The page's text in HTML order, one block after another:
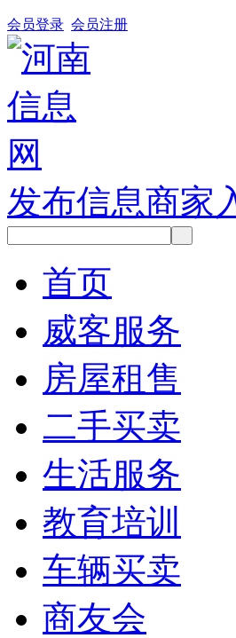
会员登录 会员注册
发布信息商家
首页
威客服务
房屋租售
二手买卖
生活服务
教育培训
车辆买卖
商友会